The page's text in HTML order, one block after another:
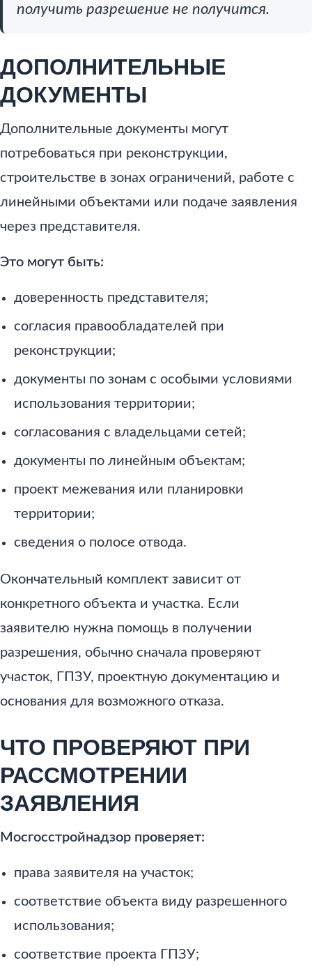
получить разрешение не получится.
ДОПОЛНИТЕЛЬНЫЕ
ДОКУМЕНТЫ
Дополнительные документы могут
потребоваться при реконструкции,
строительстве в зонах ограничений, работе с
линейными объектами или подаче заявления
через представителя.
Это могут быть:
доверенность представителя;
согласия правообладателей при
реконструкции;
документы по зонам с особыми условиями
использования территории;
согласования с владельцами сетей;
документы по линейным объектам;
проект межевания или планировки
территории;
сведения о полосе отвода.
Окончательный комплект зависит от
конкретного объекта и участка. Если
заявителю нужна помощь в получении
разрешения, обычно сначала проверяют
участок, ГПЗУ, проектную документацию и
основания для возможного отказа.
ЧТО ПРОВЕРЯЮТ ПРИ
РАССМОТРЕНИИ
ЗАЯВЛЕНИЯ
Мосгосстройнадзор проверяет:
права заявителя на участок;
соответствие объекта виду разрешенного
использования;
соответствие проекта ГПЗУ;